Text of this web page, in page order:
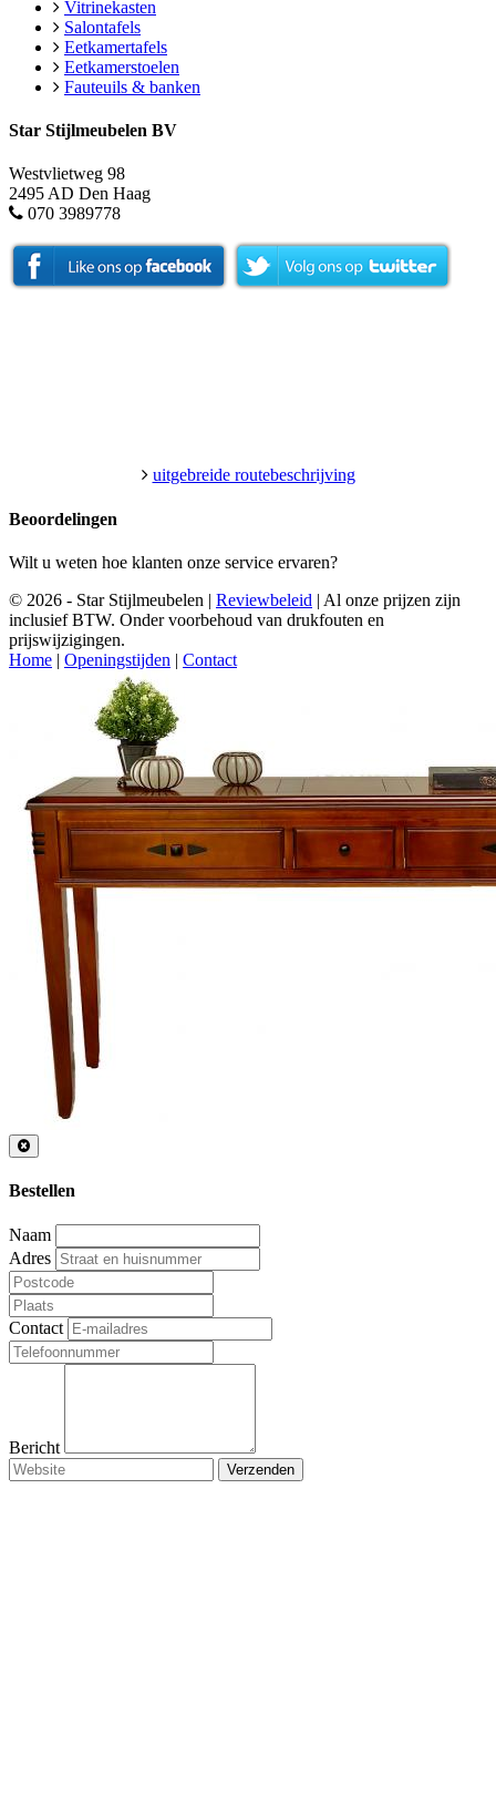
Vitrinekasten
Salontafels
Eetkamertafels
Eetkamerstoelen
Fauteuils & banken
Star Stijlmeubelen BV
Westvlietweg 98
2495 AD Den Haag
070 3989778
uitgebreide routebeschrijving
Beoordelingen
Wilt u weten hoe klanten onze service ervaren?
© 2026 - Star Stijlmeubelen | Reviewbeleid | Al onze prijzen zijn
inclusief BTW. Onder voorbehoud van drukfouten en
prijswijzigingen.
Home | Openingstijden | Contact
Bestellen
Naam
Adres
Contact
Bericht
Verzenden